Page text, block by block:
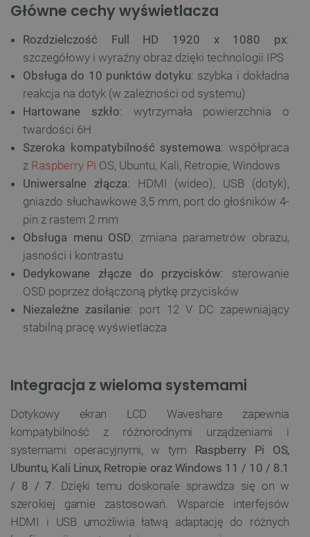
Główne cechy wyświetlacza
Rozdzielczość Full HD 1920 x 1080 px:
szczegółowy i wyraźny obraz dzięki technologii IPS
Obsługa do 10 punktów dotyku: szybka i dokładna
reakcja na dotyk (w zależności od systemu)
Hartowane szkło: wytrzymała powierzchnia o
twardości 6H
Szeroka kompatybilność systemowa: współpraca
z Raspberry Pi OS, Ubuntu, Kali, Retropie, Windows
Uniwersalne złącza: HDMI (wideo), USB (dotyk),
gniazdo słuchawkowe 3,5 mm, port do głośników 4-
pin z rastem 2 mm
Obsługa menu OSD: zmiana parametrów obrazu,
jasności i kontrastu
Dedykowane złącze do przycisków: sterowanie
OSD poprzez dołączoną płytkę przycisków
Niezależne zasilanie: port 12 V DC zapewniający
stabilną pracę wyświetlacza
Integracja z wieloma systemami
Dotykowy ekran LCD Waveshare zapewnia
kompatybilność z różnorodnymi urządzeniami i
systemami operacyjnymi, w tym Raspberry Pi OS,
Ubuntu, Kali Linux, Retropie oraz Windows 11 / 10 / 8.1
/ 8 / 7. Dzięki temu doskonale sprawdza się on w
szerokiej gamie zastosowań. Wsparcie interfejsów
HDMI i USB umożliwia łatwą adaptację do różnych